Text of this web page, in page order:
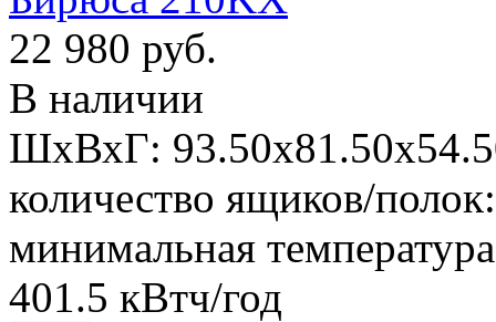
22 980 руб.
В наличии
ШхВхГ:
количество ящиков/
минимальная
401.5 кВтч/год